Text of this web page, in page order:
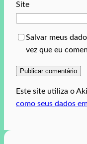
Site
Salvar meus
vez que eu
Este site utiliza o
como seus dados